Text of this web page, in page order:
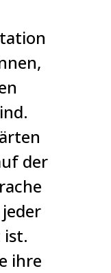
der
ihre